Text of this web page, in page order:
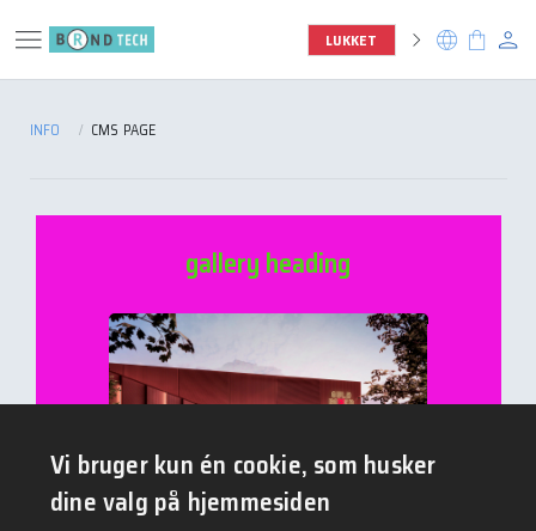
menu LUKKET chevron_right language shopping_bag person
INFO CMS PAGE
gallery heading
Vi bruger kun én cookie, som husker
dine valg på hjemmesiden